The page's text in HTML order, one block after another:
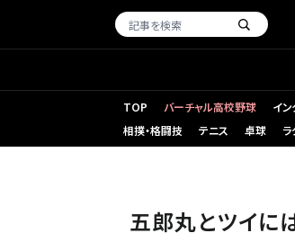
TOP バーチャル高校野球 イ
相撲・格闘技
テニス 卓球 ラ
五郎丸とツイ